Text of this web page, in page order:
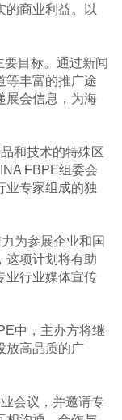
的商业利益。以
目标。通过新闻
等丰富的推广途
展会信息，为海
和技术的特殊区
FBPE组委会
业专家组成的独
为参展企业和国
这项计划将有助
业行业媒体宣传
中，主办方将继
放高品质的广
会议，并邀请专